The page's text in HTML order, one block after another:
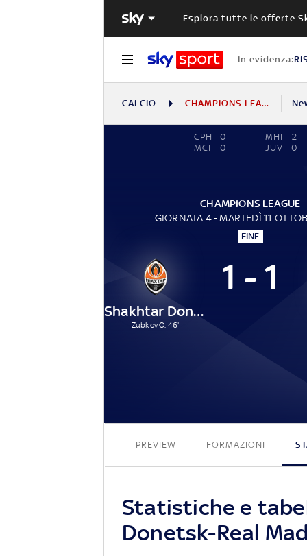
Esplora tutte le offerte
In evidenza:
CALCIO CHAMPIONS LEAGUE
CPH
0
MCI
0
MHI
2
JUV
0
CHAMPIONS LEAGUE
GIORNATA 4 - MARTEDÌ 11
FINE
Shakhtar Donetsk
Zubkov O. 46'
1 - 1
PREVIEW FORMAZIONI
Statistiche e
Donetsk-Real